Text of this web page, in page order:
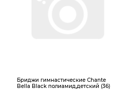
Бриджи гимнастические Chante
Bella Black полиамид,детский (36)